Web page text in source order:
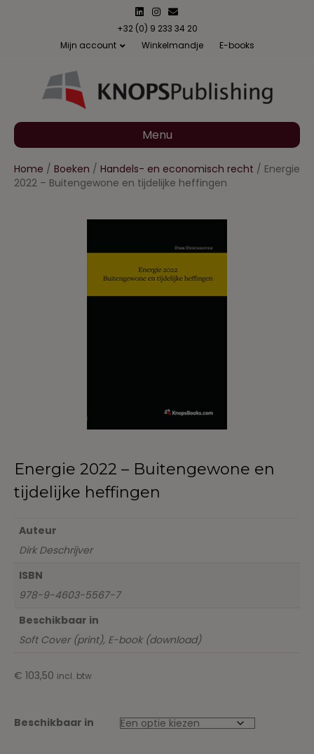
n
n
s
a
m
m
a
l
+32 (0) 9 233 34 20
Mijn account
Winkelmandje E-books
Menu
Home / Boeken / Handels- en economisch recht / Energie
2022 – Buitengewone en tijdelijke heffingen
Energie 2022 – Buitengewone en
tijdelijke heffingen
Auteur
Dirk Deschrijver
ISBN
978-9-4603-5567-7
Beschikbaar in
Soft Cover (print), E-book (download)
€ 103,50 incl. btw
Beschikbaar in